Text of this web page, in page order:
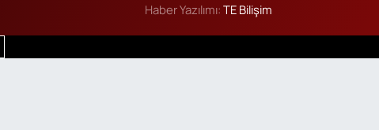
Haber Yazılımı:TE Bilişim